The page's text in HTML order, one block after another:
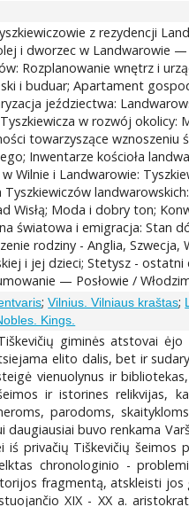
z rezydencji
i dworzec w Landwarowie
Rozplanowanie wnętrz i
i buduar; Apartament
jeździectwa:
Tyszkiewicza w rozwój
towarzyszące
Inwentarze kościoła
Wilnie i Landwarowie:
Tyszkiewiczów
Wisłą; Moda i dobry ton;
światowa i emigracja: Stan
rodziny - Anglia,
i jej dzieci; Stetysz -
— Posłowie /
;Vilnius. Vilniaus kraštas;
Kings.
giminės atstovai
elito dalis, bet ir
vienuolynus ir
ir istorines relikvijas,
parodoms,
daugiausiai buvo renkama
iś privačių Tiškevičių
chronologinio -
fragmentą, atskleisti
XIX - XX a.